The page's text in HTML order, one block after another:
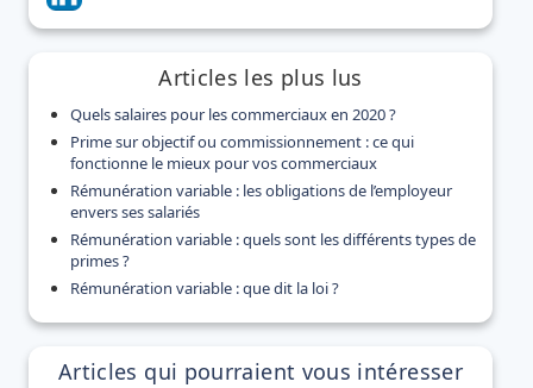
Articles les plus lus
Quels salaires pour les commerciaux en 2020 ?
Prime sur objectif ou commissionnement : ce qui
fonctionne le mieux pour vos commerciaux
Rémunération variable : les obligations de l’employeur
envers ses salariés
Rémunération variable : quels sont les différents types de
primes ?
Rémunération variable : que dit la loi ?
Articles qui pourraient vous intéresser